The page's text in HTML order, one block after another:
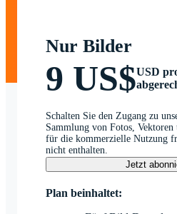
Nur Bilder
9 US$USD
Schalten Sie den Zugang zu
Sammlung von Fotos,
für die kommerzielle Nutzung
nicht enthalten.
Jetzt
Plan beinhaltet: